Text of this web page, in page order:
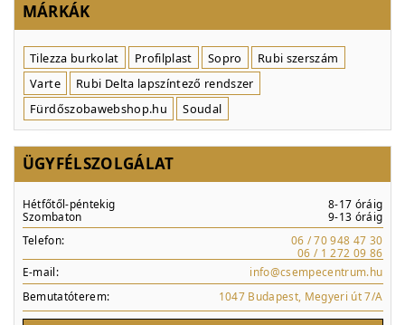
MÁRKÁK
Tilezza burkolat Profilplast Sopro
Rubi szerszám
Varte
Rubi Delta lapszíntező rendszer
Fürdőszobawebshop.hu
Soudal
ÜGYFÉLSZOLGÁLAT
Hétfőtől-péntekig
8-17 óráig
Szombaton
9-13 óráig
Telefon:
06 / 70 948 47 30
06 / 1 272 09 86
E-mail:
info@csempecentrum.hu
Bemutatóterem:
1047 Budapest, Megyeri út 7/A